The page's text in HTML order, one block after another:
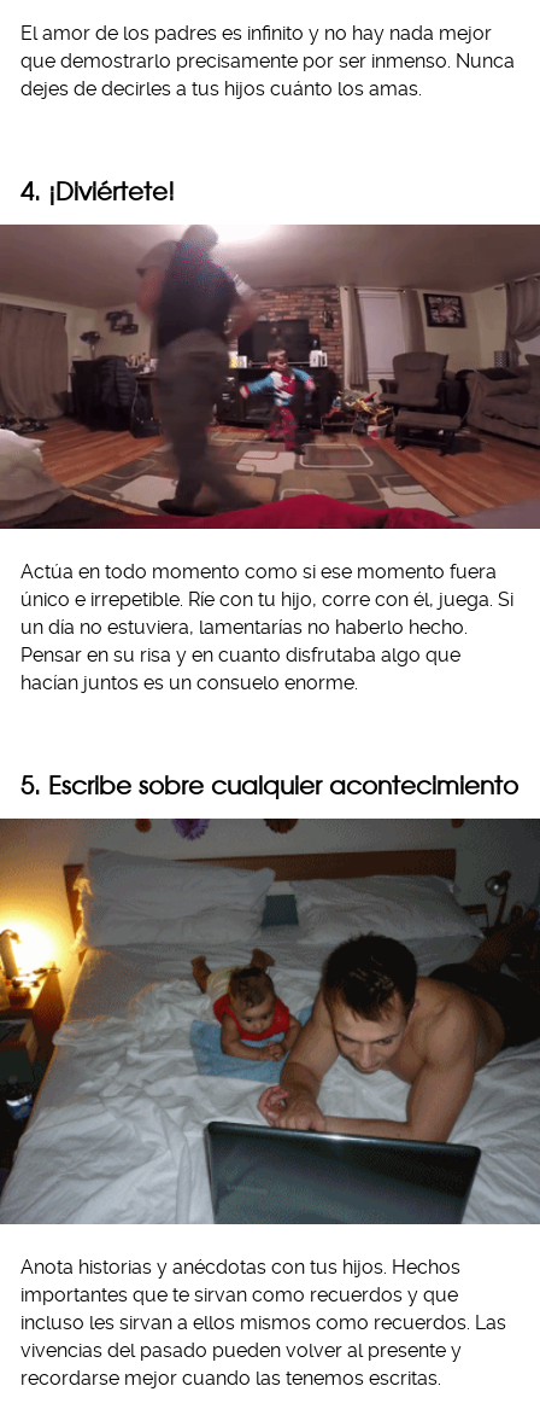
El amor de los padres es infinito y no hay nada mejor
que demostrarlo precisamente por ser inmenso. Nunca
dejes de decirles a tus hijos cuánto los amas.
4. ¡Diviértete!
Actúa en todo momento como si ese momento fuera
único e irrepetible. Ríe con tu hijo, corre con él, juega. Si
un día no estuviera, lamentarías no haberlo hecho.
Pensar en su risa y en cuanto disfrutaba algo que
hacían juntos es un consuelo enorme.
5. Escribe sobre cualquier acontecimiento
Anota historias y anécdotas con tus hijos. Hechos
importantes que te sirvan como recuerdos y que
incluso les sirvan a ellos mismos como recuerdos. Las
vivencias del pasado pueden volver al presente y
recordarse mejor cuando las tenemos escritas.